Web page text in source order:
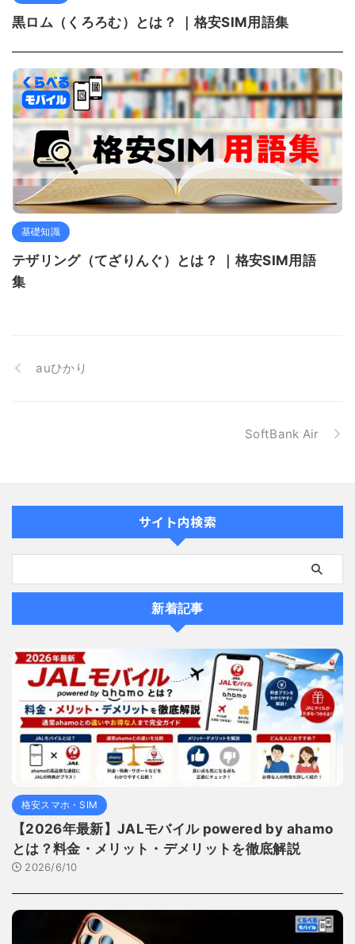
黒ロム（くろろむ）とは？ ｜格安SIM用語集
基礎知識
テザリング（てざりんぐ）とは？ ｜格安SIM用語
集
auひかり
SoftBank Air
サイト内検索
新着記事
格安スマホ・SIM
【2026年最新】JALモバイル powered by ahamo
とは？料金・メリット・デメリットを徹底解説
2026/6/10